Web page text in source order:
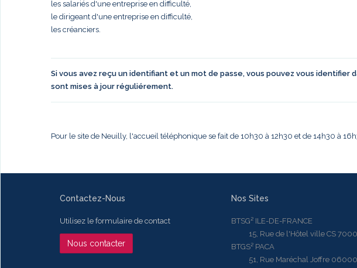
les salariés d'une entreprise en difficulté,
le dirigeant d'une entreprise en difficulté,
les créanciers.
Si vous avez reçu un identifiant et un mot de passe, vous pouvez vous
sont mises à jour réguliérement.
Pour le site de Neuilly, l'accueil téléphonique se fait de 10h30 à 12h30 et de 14h30 à
Contactez-Nous
Utilisez le formulaire de contact
Nous contacter
Nos Sites
BTSG² ILE-DE-FRANCE
15, Rue de l'Hôtel ville CS
BTGS² PACA
51, Rue Maréchal Joffre 06000